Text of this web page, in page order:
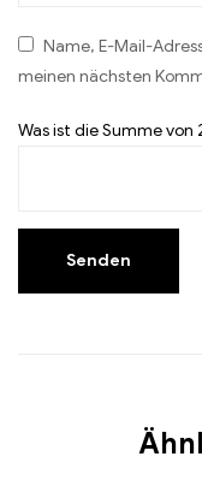
Name, E-Mail-
meinen nächsten
Was ist die Summe von